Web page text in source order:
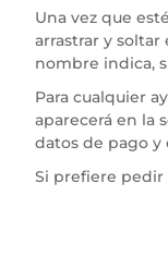
Una vez que
arrastrar y soltar
nombre indica,
Para cualquier
aparecerá en la
datos de pago y
Si prefiere pedir